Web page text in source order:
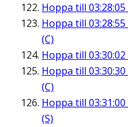
Hoppa till 03:28:05
Hoppa till 03:28:55
(C)
Hoppa till 03:30:02
Hoppa till 03:30:30
(C)
Hoppa till 03:31:00
(S)